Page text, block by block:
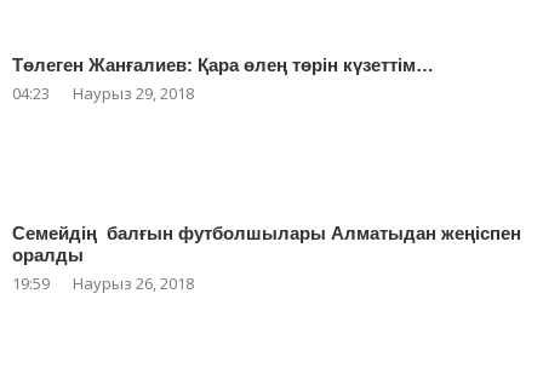
Төлеген Жанғалиев: Қара өлең төрін күзеттім…
04:23 Наурыз 29, 2018
Семейдің балғын футболшылары Алматыдан жеңіспен
оралды
19:59 Наурыз 26, 2018